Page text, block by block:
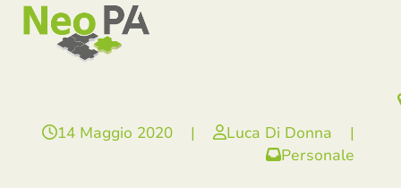
SkipOpen
mobile
menu
Close
mobile
menu
14 Maggio 2020 | Luca Di Donna
|
Personale